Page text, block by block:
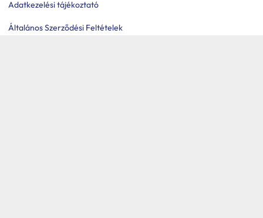
Adatkezelési tájékoztató
Általános Szerződési Feltételek